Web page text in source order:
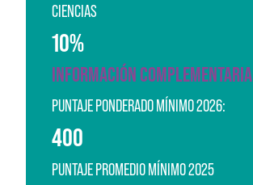
CIENCIAS
10%
INFORMACIÓN COMPLEMENTARIA
PUNTAJE PONDERADO MÍNIMO 2026:
400
PUNTAJE PROMEDIO MÍNIMO 2025